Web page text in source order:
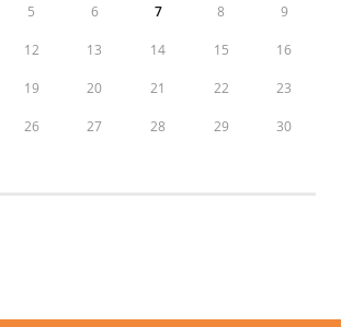
5 6 7 8 9
12 13 14 15 16
19 20 21 22 23
26 27 28 29 30